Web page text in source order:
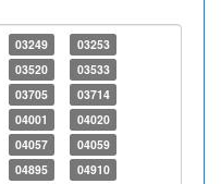
03249
03253
03520
03533
03705
03714
04001
04020
04057
04059
04895 04910